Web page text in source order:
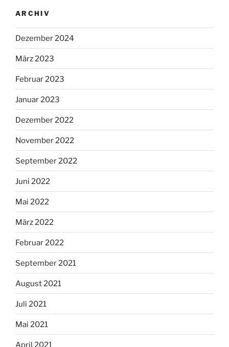
ARCHIV
Dezember 2024
März 2023
Februar 2023
Januar 2023
Dezember 2022
November 2022
September 2022
Juni 2022
Mai 2022
März 2022
Februar 2022
September 2021
August 2021
Juli 2021
Mai 2021
April 2021